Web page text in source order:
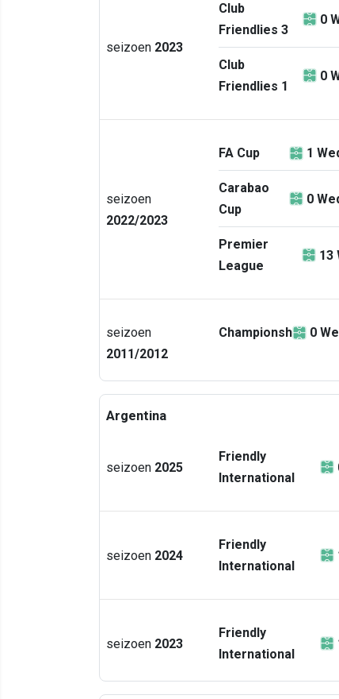
seizoen 2023
Club
Friendlies 3
0
Club
Friendlies 1
0
seizoen
2022/2023
FA Cup 1
Carabao
Cup
0
Premier
League
13
seizoen
2011/2012
Championship 0
Argentina
seizoen 2025
Friendly
International
seizoen 2024
Friendly
International
seizoen 2023
Friendly
International